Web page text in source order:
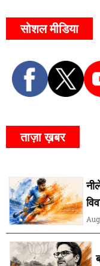
सोशल मीडिया
ताज़ा ख़बर